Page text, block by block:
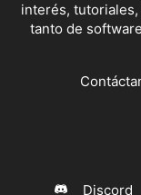
interés,
tanto de
Discord